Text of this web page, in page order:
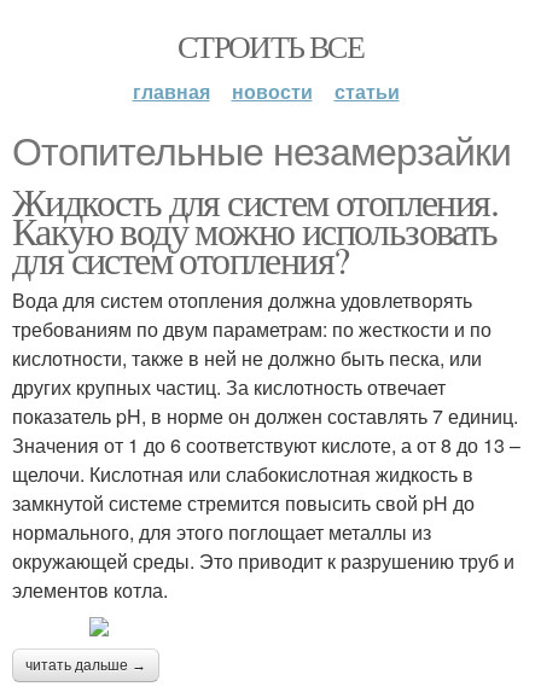
СТРОИТЬ ВСЕ
главная новости статьи
Отопительные незамерзайки
Жидкость для систем отопления.
Какую воду можно использовать
для систем отопления?
Вода для систем отопления должна удовлетворять
требованиям по двум параметрам: по жесткости и по
кислотности, также в ней не должно быть песка, или
других крупных частиц. За кислотность отвечает
показатель pH, в норме он должен составлять 7 единиц.
Значения от 1 до 6 соответствуют кислоте, а от 8 до 13 –
щелочи. Кислотная или слабокислотная жидкость в
замкнутой системе стремится повысить свой pH до
нормального, для этого поглощает металлы из
окружающей среды. Это приводит к разрушению труб и
элементов котла.
читать дальше →